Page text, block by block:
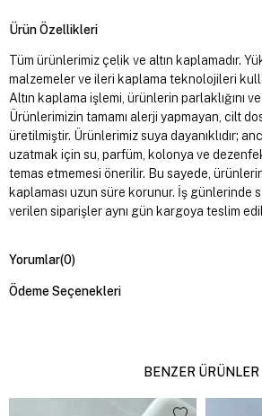
Ürün Özellikleri
Tüm ürünlerimiz çelik ve altın kaplamadır.
malzemeler ve ileri kaplama teknolojileri
Altın kaplama işlemi, ürünlerin parlaklığını ve
Ürünlerimizin tamamı alerji yapmayan, cilt
üretilmiştir. Ürünlerimiz suya dayanıklıdır;
uzatmak için su, parfüm, kolonya ve
temas etmemesi önerilir. Bu sayede,
kaplaması uzun süre korunur. İş günlerinde
verilen siparişler aynı gün kargoya teslim
Yorumlar(0)
Ödeme Seçenekleri
BENZER ÜRÜNLER